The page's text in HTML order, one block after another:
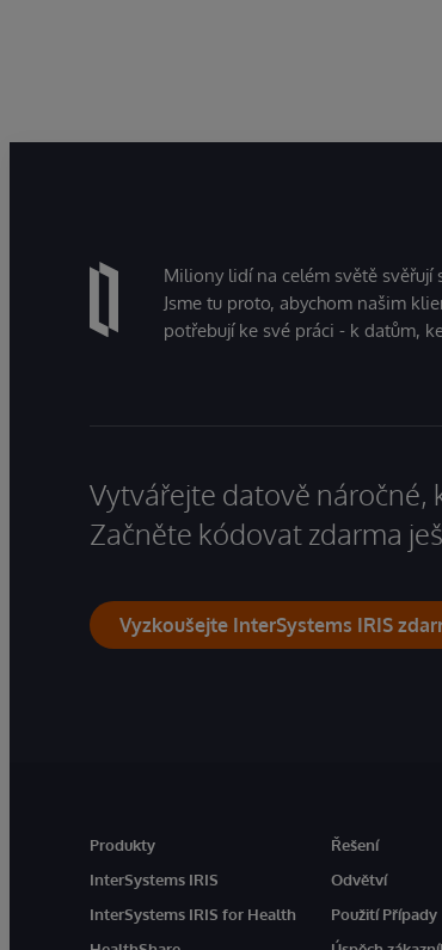
Miliony lidí na celém světě
Jsme tu proto, abychom našim
potřebují ke své práci - k datům,
Vytvářejte datově náročné,
Začněte kódovat zdarma
Vyzkoušejte InterSystems IRIS
Produkty
InterSystems IRIS
InterSystems IRIS for Health
Řešení
Odvětví
Použití Případy